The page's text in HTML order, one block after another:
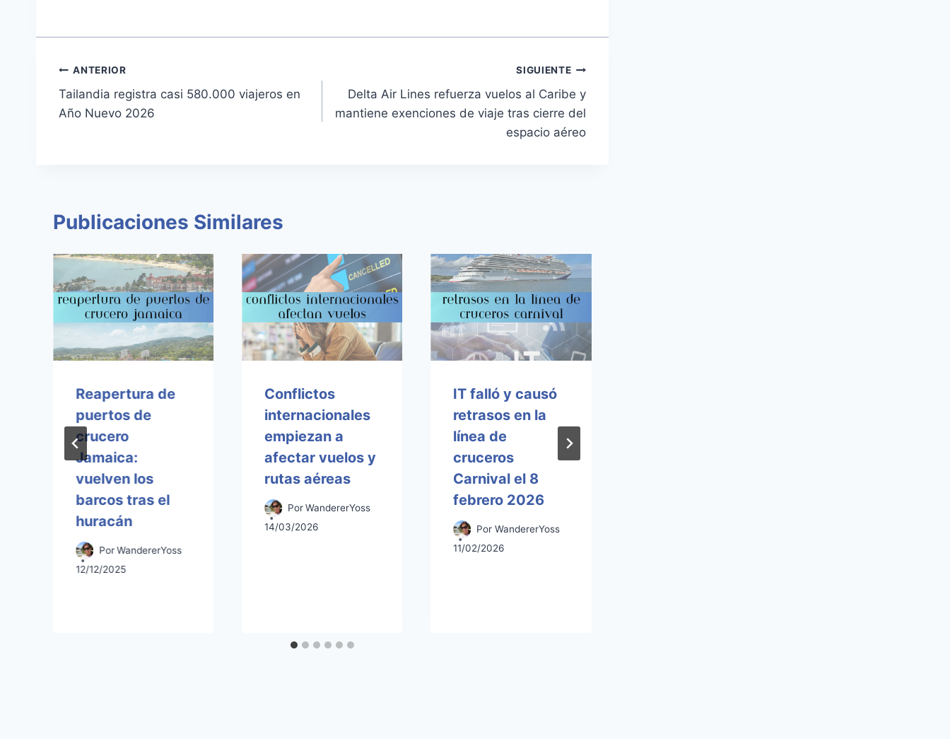
Navegación
de
ANTERIOR
Tailandia registra casi 580.000 viajeros en
Año Nuevo 2026
SIGUIENTE
Delta Air Lines refuerza vuelos al Caribe y
mantiene exenciones de viaje tras cierre del
espacio aéreo
Publicaciones Similares
Reapertura de
puertos de
crucero
Jamaica:
vuelven los
barcos tras el
huracán
PorWandererYoss
12/12/2025
Conflictos
internacionales
empiezan a
afectar vuelos y
rutas aéreas
Por WandererYoss
14/03/2026
IT falló y causó
retrasos en la
línea de
cruceros
Carnival el 8
febrero 2026
Por WandererYoss
11/02/2026